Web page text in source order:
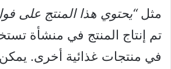
مثل“يحتوي هذا المنتج على
تم إنتاج المنتج في منشأة
في منتجات غذائية أخرى.